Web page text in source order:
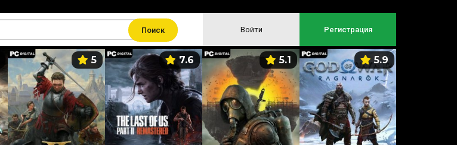
Поиск Войти Регистрация
5 7.6 5.1 5.9